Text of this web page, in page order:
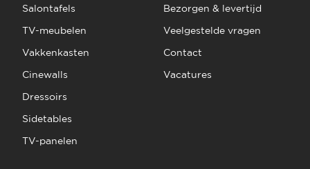
Salontafels
TV-meubelen
Vakkenkasten
Cinewalls
Dressoirs
Sidetables
TV-panelen
Bezorgen & levertijd
Veelgestelde vragen
Contact
Vacatures